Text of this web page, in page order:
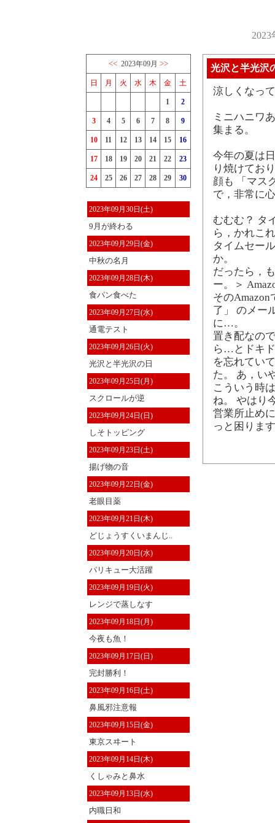
<< 2023年09月 >>
日 月 火 水 木 金 土
1 2
3 4 5 6 7 8 9
10 11 12 13 14 15 16
17 18 19 20 21 22 23
24 25 26 27 28 29 30
2023年09月30日(土)
9月が終わる
2023年09月29日(金)
中秋の名月
2023年09月28日(木)
食パン食べた
2023年09月27日(水)
通電テスト
2023年09月26日(火)
光沢と半光沢の日
2023年09月25日(月)
スクロールが逆
2023年09月24日(日)
しそトッピング
2023年09月23日(土)
揚げ物の音
2023年09月22日(金)
老眼目薬
2023年09月21日(木)
どじょうすくいまんじ..
2023年09月20日(水)
パリキュー大活躍
2023年09月19日(火)
レンジで蒸しなす
2023年09月18日(月)
今夜も魚！
2023年09月17日(日)
完封勝利！
2023年09月16日(土)
鼻風邪注意報
2023年09月15日(金)
東京スヰート
2023年09月14日(木)
くしゃみと鼻水
2023年09月13日(水)
内職日和
光沢と半光沢
涼しくなっ
ミニハニワ
集まる。
今年の夏は
り焼けてお
顔も 「マス
で，非常に
むむむ？ タ
ら，かれこ
タイムセー
か。
だったら，
ー。＞
その
了」 のメー
に…。
置き配なの
ら…とドキ
を忘れてい
た。 あ，い
こういう時
ね。 やはり
営業所止め
っと困りま